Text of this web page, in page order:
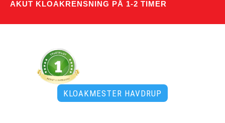
AKUT KLOAKRENSNING PÅ 1-2 TIMER
KLOAKMESTER HAVDRUP